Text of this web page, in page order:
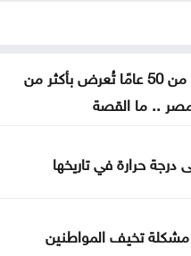
قائد عسكري
ومراكز الاستلام
الملك واللجنة الوزارية
للشرطة الرواندية
يصرف مستحقات منتخب
سيارة عمرها أكثر من 50 عامًا تُعرض بأكثر من
.. ما القصة
حرارة في تاريخها
مشكلة تخيف المواطنين